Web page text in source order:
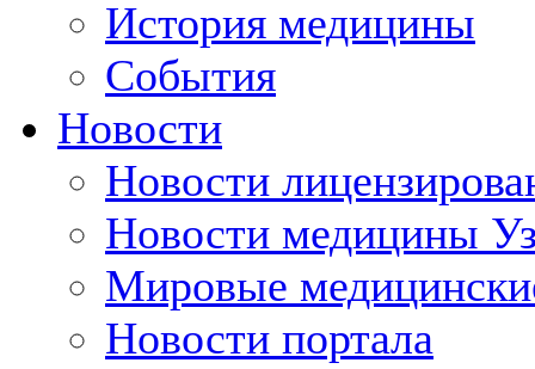
История медицины
События
Новости
Новости
Новости медицины
Мировые
Новости портала